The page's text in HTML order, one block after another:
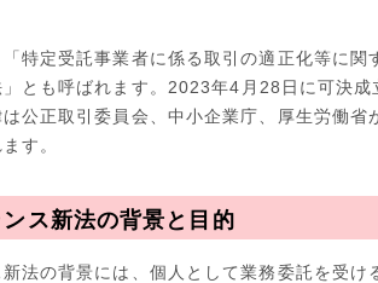
特定受託事業者に係る取引の適正化等に
とも呼ばれます。2023年4月28日に可決
公正取引委員会、中小企業庁、厚生労働
す。
ス新法の背景と目的
法の背景には、個人として業務委託を受